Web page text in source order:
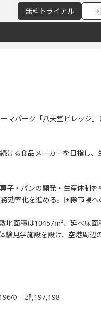
無料 トライアル
マパーク「八天堂ビレッジ
ける食品メーカーを目指し
子・パンの開発・生産体制
効率化を進める。国際市場へ
地面積は10457m²、延べ床
見学施設を設け、空港周辺
の一部,197,198